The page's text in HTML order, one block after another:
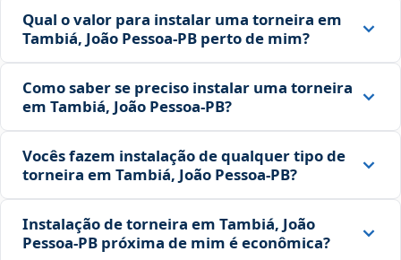
Qual o valor para instalar uma torneira em
Tambiá, João Pessoa‑PB perto de mim?
Como saber se preciso instalar uma torneira
em Tambiá, João Pessoa‑PB?
Vocês fazem instalação de qualquer tipo de
torneira em Tambiá, João Pessoa‑PB?
Instalação de torneira em Tambiá, João
Pessoa‑PB próxima de mim é econômica?